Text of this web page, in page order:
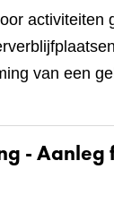
van een
-